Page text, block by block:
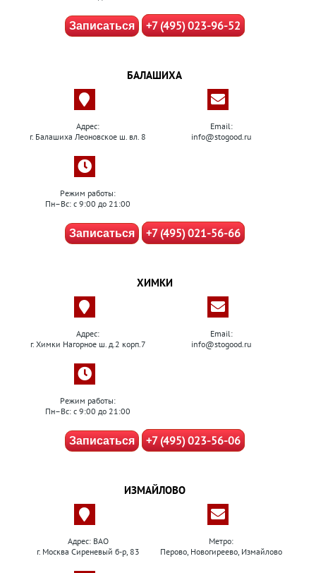
Записаться +7 (495) 023-96-52
БАЛАШИХА
Адрес:
г. Балашиха Леоновское ш. вл. 8
Email:
info@stogood.ru
Режим работы:
Пн–Вс: с 9:00 до 21:00
Записаться +7 (495) 021-56-66
ХИМКИ
Адрес:
г. Химки Нагорное ш. д.2 корп.7
Email:
info@stogood.ru
Режим работы:
Пн–Вс: с 9:00 до 21:00
Записаться +7 (495) 023-56-06
ИЗМАЙЛОВО
Адрес: ВАО
г. Москва Сиреневый б-р, 83
Метро:
Перово, Новогиреево, Измайлово